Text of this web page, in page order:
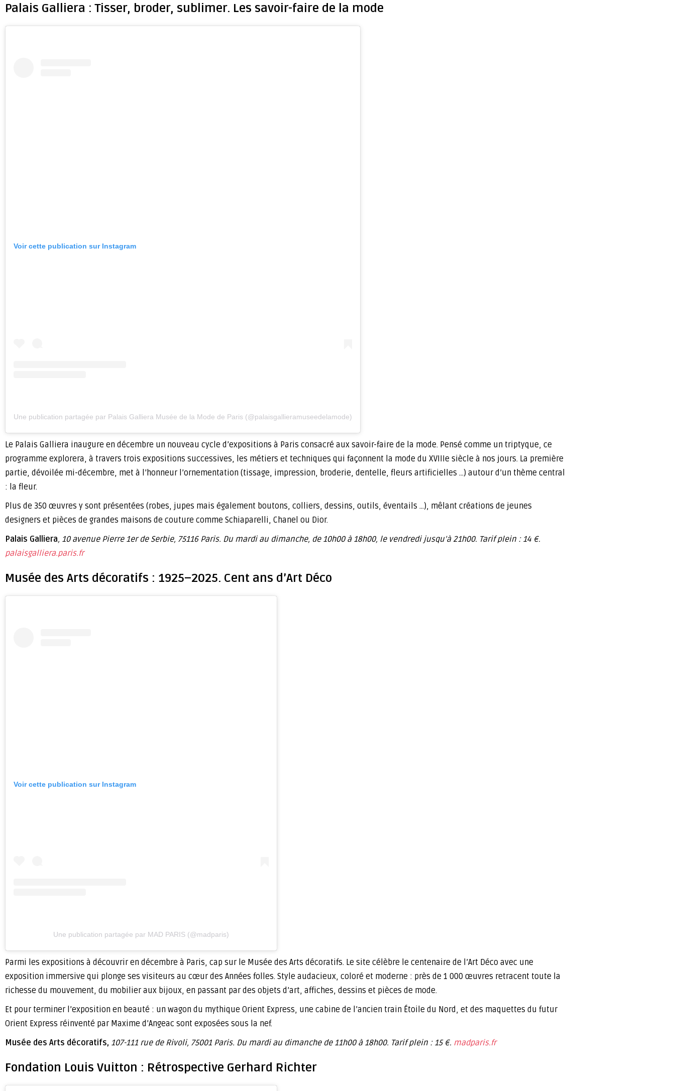
Palais Galliera : Tisser, broder, sublimer. Les savoir-faire de la mode
Voir cette publication sur Instagram
Une publication partagée par Palais Galliera Musée de la Mode de Paris (@palaisgallieramuseedelamode)
Le Palais Galliera inaugure en décembre un nouveau cycle d’expositions à Paris consacré aux savoir-faire de la mode. Pensé comme un triptyque, ce
programme explorera, à travers trois expositions successives, les métiers et techniques qui façonnent la mode du XVIIIe siècle à nos jours. La première
partie, dévoilée mi-décembre, met à l’honneur l’ornementation (tissage, impression, broderie, dentelle, fleurs artificielles …) autour d’un thème central
: la fleur.
Plus de 350 œuvres y sont présentées (robes, jupes mais également boutons, colliers, dessins, outils, éventails …), mêlant créations de jeunes
designers et pièces de grandes maisons de couture comme Schiaparelli, Chanel ou Dior.
Palais Galliera, 10 avenue Pierre 1er de Serbie, 75116 Paris. Du mardi au dimanche, de 10h00 à 18h00, le vendredi jusqu’à 21h00. Tarif plein : 14 €.
palaisgalliera.paris.fr
Musée des Arts décoratifs : 1925–2025. Cent ans d’Art Déco
Voir cette publication sur Instagram
Une publication partagée par MAD PARIS (@madparis)
Parmi les expositions à découvrir en décembre à Paris, cap sur le Musée des Arts décoratifs. Le site célèbre le centenaire de l’Art Déco avec une
exposition immersive qui plonge ses visiteurs au cœur des Années folles. Style audacieux, coloré et moderne : près de 1 000 œuvres retracent toute la
richesse du mouvement, du mobilier aux bijoux, en passant par des objets d’art, affiches, dessins et pièces de mode.
Et pour terminer l’exposition en beauté : un wagon du mythique Orient Express, une cabine de l’ancien train Étoile du Nord, et des maquettes du futur
Orient Express réinventé par Maxime d’Angeac sont exposées sous la nef.
Musée des Arts décoratifs, 107-111 rue de Rivoli, 75001 Paris. Du mardi au dimanche de 11h00 à 18h00. Tarif plein : 15 €. madparis.fr
Fondation Louis Vuitton : Rétrospective Gerhard Richter